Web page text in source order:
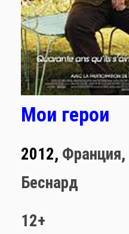
Мои герои
2012, Франция,
Беснард
12+